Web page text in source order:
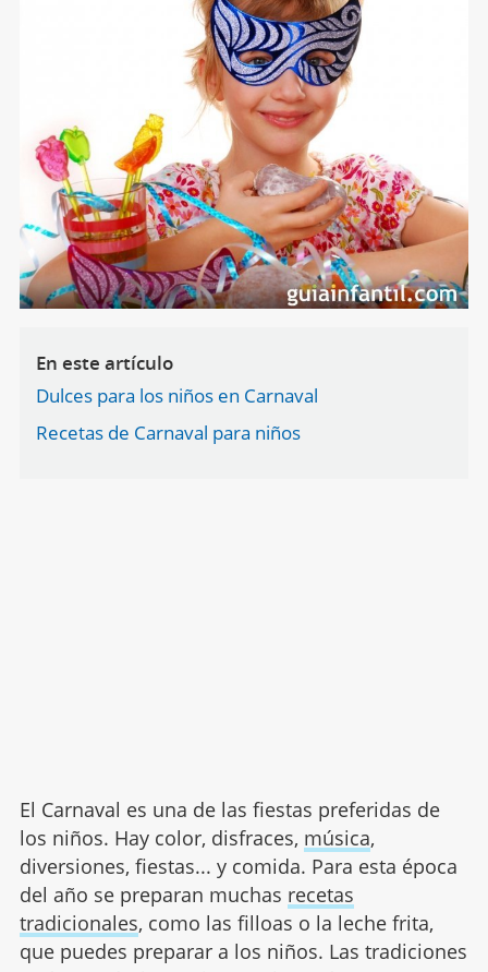
En este artículo
Dulces para los niños en Carnaval
Recetas de Carnaval para niños
El Carnaval es una de las fiestas preferidas de
los niños. Hay color, disfraces, música,
diversiones, fiestas... y comida. Para esta época
del año se preparan muchas recetas
tradicionales, como las filloas o la leche frita,
que puedes preparar a los niños. Las tradiciones